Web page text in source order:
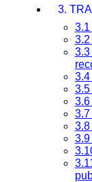
3.
3.2
3.6
3.7